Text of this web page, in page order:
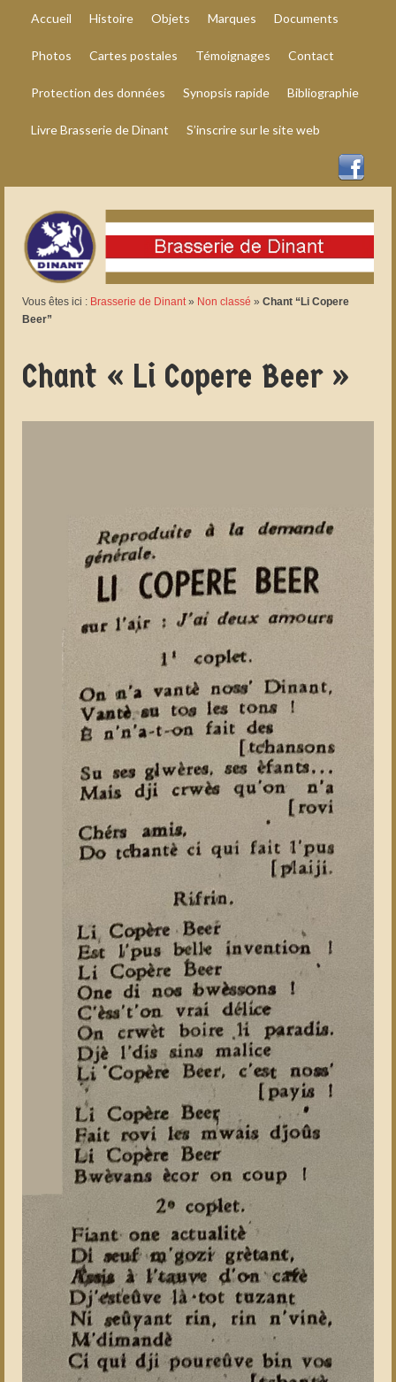
Accueil Histoire Objets Marques Documents
Photos Cartes postales Témoignages Contact
Protection des données Synopsis rapide Bibliographie
Livre Brasserie de Dinant S’inscrire sur le site web
Vous êtes ici : Brasserie de Dinant» Non classé » Chant “Li Copere
Beer”
Chant « Li Copere Beer »